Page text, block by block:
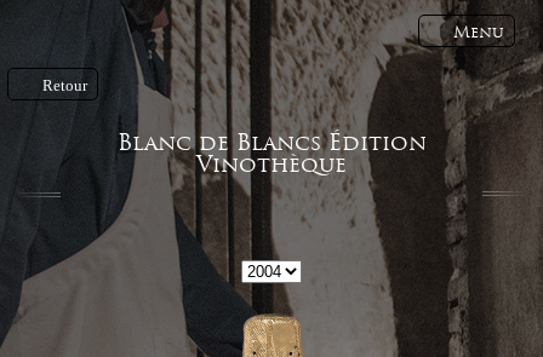
Menu
Retour
Blanc de Blancs Édition
Vinothèque